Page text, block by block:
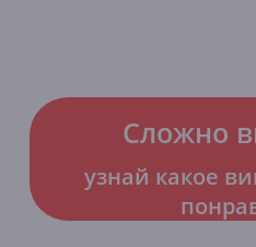
Сложно
узнай какое